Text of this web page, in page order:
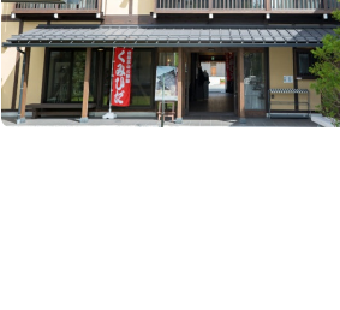
くみひだ 飛騨高山の組紐づくり体験